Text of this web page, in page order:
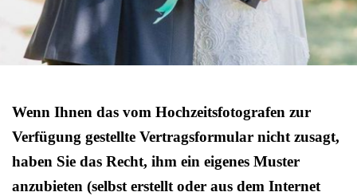
Wenn Ihnen das vom Hochzeitsfotografen zur
Verfügung gestellte Vertragsformular nicht zusagt,
haben Sie das Recht, ihm ein eigenes Muster
anzubieten (selbst erstellt oder aus dem Internet